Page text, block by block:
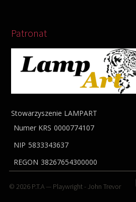
Patronat
Stowarzyszenie LAMPART
Numer KRS 0000774107
NIP 5833343637
REGON 38267654300000
© 2026 P.T.A— Playwright -John Trevor